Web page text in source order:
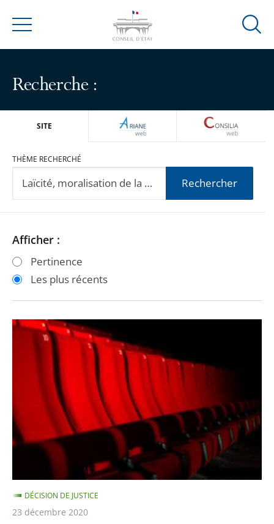
Menu
Ouvrir
Recherche :
SITE ARIANEWEB
THÈME RECHERCHÉ
Rechercher
Passer
les
filtres
après
Passer
les
filtres
avant
Afficher :
Pertinence
Les plus récents
Cinémas,
théâtres,
spectacles
:
le
juge
référés
ne
suspend
DÉCISION DE JUSTICE
23 décembre 2020